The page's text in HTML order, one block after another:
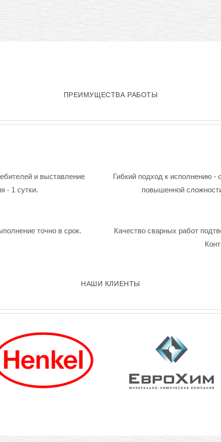
ПРЕИМУЩЕСТВА РАБОТЫ
и выставление
- 1 сутки.
Гибкий подход к исполнению -
повышенной
точно в срок.
Качество сварных работ
НАШИ КЛИЕНТЫ